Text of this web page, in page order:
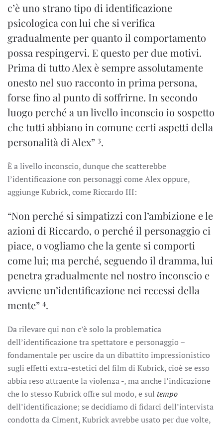
c’è uno strano tipo di identificazione
psicologica con lui che si verifica
gradualmente per quanto il comportamento
possa respingervi. E questo per due motivi.
Prima di tutto Alex è sempre assolutamente
onesto nel suo racconto in prima persona,
forse fino al punto di soffrirne. In secondo
luogo perché a un livello inconscio io sospetto
che tutti abbiano in comune certi aspetti della
personalità di Alex” 3.
È a livello inconscio, dunque che scatterebbe
l’identificazione con personaggi come Alex oppure,
aggiunge Kubrick, come Riccardo III:
“Non perché si simpatizzi con l’ambizione e le
azioni di Riccardo, o perché il personaggio ci
piace, o vogliamo che la gente si comporti
come lui; ma perché, seguendo il dramma, lui
penetra gradualmente nel nostro inconscio e
avviene un’identificazione nei recessi della
mente” 4.
Da rilevare qui non c’è solo la problematica
dell’identificazione tra spettatore e personaggio –
fondamentale per uscire da un dibattito impressionistico
sugli effetti extra-estetici del film di Kubrick, cioè se esso
abbia reso attraente la violenza -, ma anche l’indicazione
che lo stesso Kubrick offre sul modo, e sul tempo
dell’identificazione; se decidiamo di fidarci dell’intervista
condotta da Ciment, Kubrick avrebbe usato per due volte,